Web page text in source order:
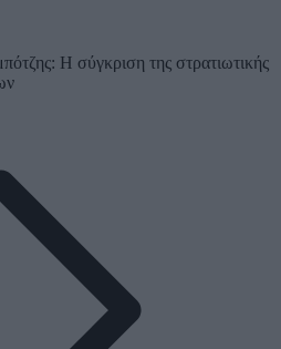
Η σύγκριση της στρατιωτικής